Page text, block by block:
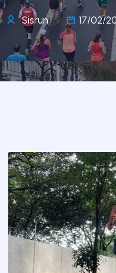
Sisrun 17/02/